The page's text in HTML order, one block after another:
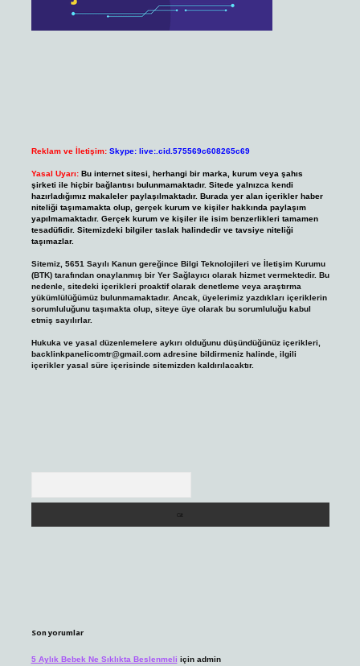
Reklam ve İletişim: Skype: live:.cid.575569c608265c69
Yasal Uyarı: Bu internet sitesi, herhangi bir marka, kurum veya şahıs
şirketi ile hiçbir bağlantısı bulunmamaktadır. Sitede yalnızca kendi
hazırladığımız makaleler paylaşılmaktadır. Burada yer alan içerikler haber
niteliği taşımamakta olup, gerçek kurum ve kişiler hakkında paylaşım
yapılmamaktadır. Gerçek kurum ve kişiler ile isim benzerlikleri tamamen
tesadüfidir. Sitemizdeki bilgiler taslak halindedir ve tavsiye niteliği
taşımazlar.
Sitemiz, 5651 Sayılı Kanun gereğince Bilgi Teknolojileri ve İletişim Kurumu
(BTK) tarafından onaylanmış bir Yer Sağlayıcı olarak hizmet vermektedir. Bu
nedenle, sitedeki içerikleri proaktif olarak denetleme veya araştırma
yükümlülüğümüz bulunmamaktadır. Ancak, üyelerimiz yazdıkları içeriklerin
sorumluluğunu taşımakta olup, siteye üye olarak bu sorumluluğu kabul
etmiş sayılırlar.
Hukuka ve yasal düzenlemelere aykırı olduğunu düşündüğünüz içerikleri,
backlinkpanelicomtr@gmail.comadresine bildirmeniz halinde, ilgili
içerikler yasal süre içerisinde sitemizden kaldırılacaktır.
Son yorumlar
5 Aylık Bebek Ne Sıklıkta Beslenmeli için admin